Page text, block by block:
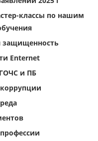
классы по нашим
защищенность
Enternet
и ПБ